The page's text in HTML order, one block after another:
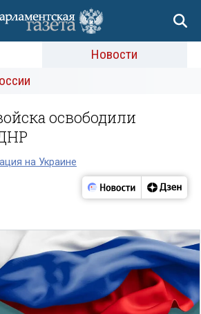
Новости
освободили
на Украине